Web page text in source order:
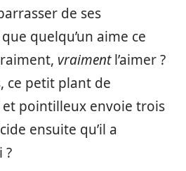
de ses
quelqu’un aime ce
vraimentl’aimer ?
ce petit plant de
pointilleux envoie trois
ensuite qu’il a
?